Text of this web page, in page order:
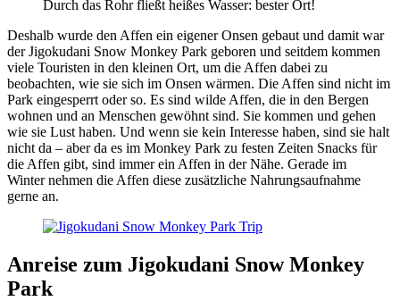
Durch das Rohr fließt heißes Wasser: bester Ort!
Deshalb wurde den Affen ein eigener Onsen gebaut und damit war
der Jigokudani Snow Monkey Park geboren und seitdem kommen
viele Touristen in den kleinen Ort, um die Affen dabei zu
beobachten, wie sie sich im Onsen wärmen. Die Affen sind nicht im
Park eingesperrt oder so. Es sind wilde Affen, die in den Bergen
wohnen und an Menschen gewöhnt sind. Sie kommen und gehen
wie sie Lust haben. Und wenn sie kein Interesse haben, sind sie halt
nicht da – aber da es im Monkey Park zu festen Zeiten Snacks für
die Affen gibt, sind immer ein Affen in der Nähe. Gerade im
Winter nehmen die Affen diese zusätzliche Nahrungsaufnahme
gerne an.
Anreise zum Jigokudani Snow Monkey
Park